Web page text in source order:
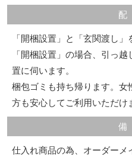
「開梱設置」と「玄関渡し」
「開梱設置」の場合、引っ
置に伺います。
梱包ゴミも持ち帰ります。
方も安心してご利用いただけ
仕入れ商品の為、オーダーメ